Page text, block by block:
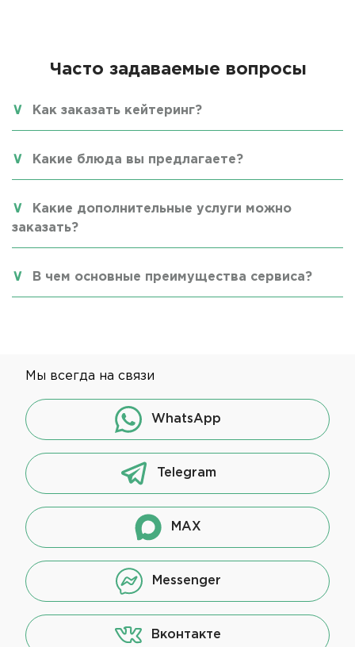
Часто задаваемые вопросы
Как заказать кейтеринг?
Какие блюда вы предлагаете?
Какие дополнительные услуги можно
заказать?
В чем основные преимущества сервиса?
Мы всегда на связи
WhatsApp
Telegram
MAX
Messenger
Вконтакте